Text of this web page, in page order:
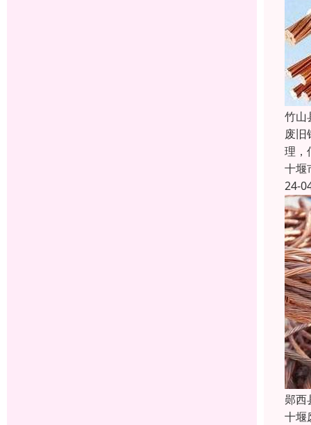
竹山
废旧
理，
十堰
24-
郧西
十堰